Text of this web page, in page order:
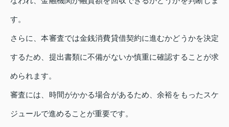
す。
さらに、本審査では金銭消費貸借契約に進むかどうかを決定
するため、提出書類に不備がないか慎重に確認することが求
められます。
審査には、時間がかかる場合があるため、余裕をもったスケ
ジュールで進めることが重要です。